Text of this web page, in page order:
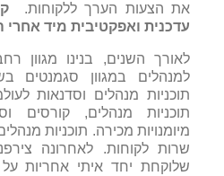
את הצעות הערך ללקוחות.
עדכנית ואפקטיבית מיד אחרי
לאורך השנים, בנינו מגוון
למנהלים במגוון סגמנטים
תוכניות מנהלים וסדנאות
תוכניות מנהלים, קורסים
מיומנויות מכירה. תוכניות
שרות לקוחות. לאחרונה
שלוקחת יחד איתי אחריות על